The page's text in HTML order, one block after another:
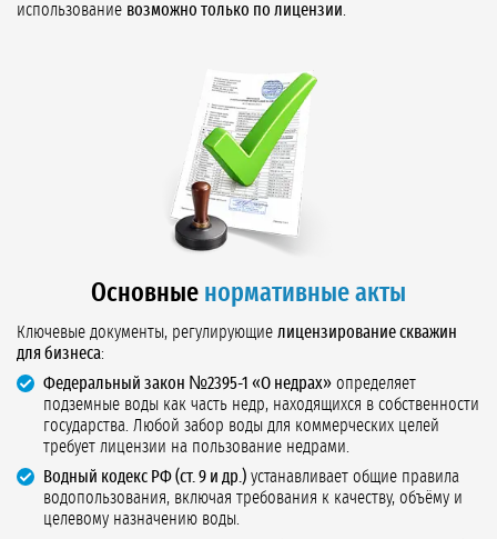
использование возможно только по лицензии
Основные нормативные акты
Ключевые документы, регулирующие лицензирование скважин
для бизнеса:
Федеральный закон №2395-1 «О недрах» определяет
подземные воды как часть недр, находящихся в собственности
государства. Любой забор воды для коммерческих целей
требует лицензии на пользование недрами.
Водный кодекс РФ (ст. 9 и др.) устанавливает общие правила
водопользования, включая требования к качеству, объёму и
целевому назначению воды.